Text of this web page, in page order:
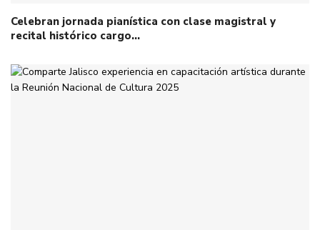
Celebran jornada pianística con clase magistral y
recital histórico cargo…